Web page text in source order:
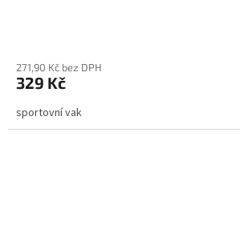
271,90 Kč bez DPH
329 Kč
sportovní vak